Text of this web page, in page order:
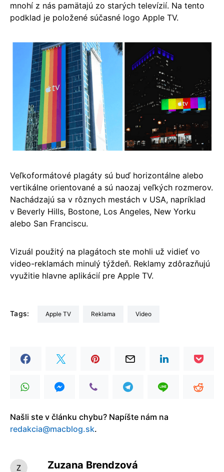
mnohí z nás pamätajú zo starých televízií. Na tento
podklad je položené súčasné logo Apple TV.
Veľkoformátové plagáty sú buď horizontálne alebo
vertikálne orientované a sú naozaj veľkých rozmerov.
Nachádzajú sa v rôznych mestách v USA, napríklad
v Beverly Hills, Bostone, Los Angeles, New Yorku
alebo San Franciscu.
Vizuál použitý na plagátoch ste mohli už vidieť vo
video-reklamách minulý týždeň. Reklamy zdôrazňujú
využitie hlavne aplikácií pre Apple TV.
Tags: Apple TV reklama video
Našli ste v článku chybu? Napíšte nám na
redakcia@macblog.sk.
Zuzana Brendzová